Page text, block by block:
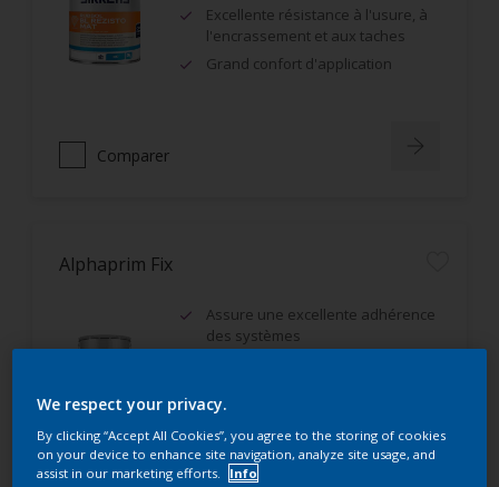
Excellente résistance à l'usure, à
l'encrassement et aux taches
Grand confort d'application
Comparer
Alphaprim Fix
Assure une excellente adhérence
des systèmes
Comparer
We respect your privacy.
By clicking “Accept All Cookies”, you agree to the storing of cookies
on your device to enhance site navigation, analyze site usage, and
assist in our marketing efforts.
Info